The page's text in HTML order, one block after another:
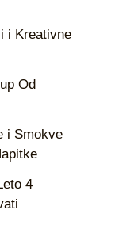
i Kreativne
Od
i Smokve
4